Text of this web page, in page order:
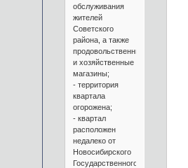
обслуживания
жителей
Советского
района, а также
продовольственные
и хозяйственные
магазины;
- территория
квартала
огорожена;
- квартал
расположен
недалеко от
Новосибирского
Государственного